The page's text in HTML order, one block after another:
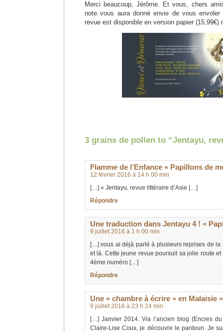
Merci beaucoup, Jérôme. Et vous, chers
note vous aura donné envie de vous
revue est disponible en version papier (15,99€)
3 grains de pollen to “Jentayu,
Flamme de l’Enfance « Papillons de
12 février 2016 à 14 h 00 min
[…] « Jentayu, revue littéraire d’Asie […]
Répondre
Une traduction dans Jentayu 4 ! «
9 juillet 2016 à 1 h 00 min
[…] vous ai déjà parlé à plusieurs reprises de la
et là. Cette jeune revue poursuit sa jolie route
4ème numéro […]
Répondre
Une « chambre à écrire » en Malaisie
9 juillet 2016 à 23 h 24 min
[…] Janvier 2014. Via l’ancien blog (Encres
Claire-Lise Coux, je découvre le pantoun. Je